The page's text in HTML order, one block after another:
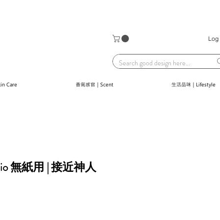
Log
Care 香氣感官｜Scent 生活品味｜Lifestyle
無紙用 | 接近神人